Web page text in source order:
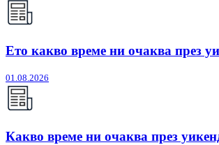
Ето какво време ни очаква през
01.08.2026
Какво време ни очаква през